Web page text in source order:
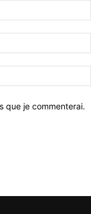
que je commenterai.